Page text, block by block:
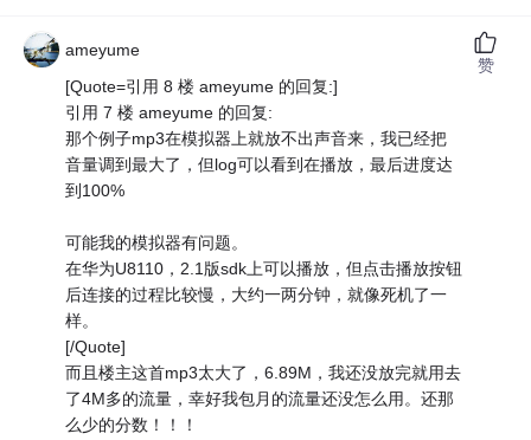
ameyume
[Quote=引用 8 楼 ameyume 的回复:]
引用 7 楼 ameyume 的回复:
那个例子mp3在模拟器上就放不出声音来，我已经把
音量调到最大了，但log可以看到在播放，最后进度达
到100%
可能我的模拟器有问题。
在华为U8110，2.1版sdk上可以播放，但点击播放按钮
后连接的过程比较慢，大约一两分钟，就像死机了一
样。
[/Quote]
而且楼主这首mp3太大了，6.89M，我还没放完就用去
了4M多的流量，幸好我包月的流量还没怎么用。还那
么少的分数！！！
赞